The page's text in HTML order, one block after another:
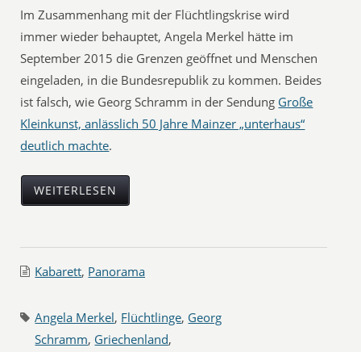
Im Zusammenhang mit der Flüchtlingskrise wird
immer wieder behauptet, Angela Merkel hätte im
September 2015 die Grenzen geöffnet und Menschen
eingeladen, in die Bundesrepublik zu kommen. Beides
ist falsch, wie Georg Schramm in der Sendung Große
Kleinkunst, anlässlich 50 Jahre Mainzer „unterhaus“
deutlich machte.
WEITERLESEN
Kabarett, Panorama
Angela Merkel, Flüchtlinge, Georg
Schramm, Griechenland,